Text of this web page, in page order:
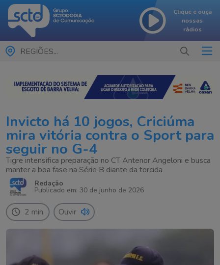
Clique e ouça
nossas
rádios
REGIÕES...
Invicto há 10 jogos, Criciúma
mira vitória contra o Sport para
seguir no G-4
Tigre intensifica preparação no CT Antenor Angeloni e busca
manter a boa fase na Série B diante da torcida
Redação
Publicado em: 30 de junho de 2026
2 min. Ouvir